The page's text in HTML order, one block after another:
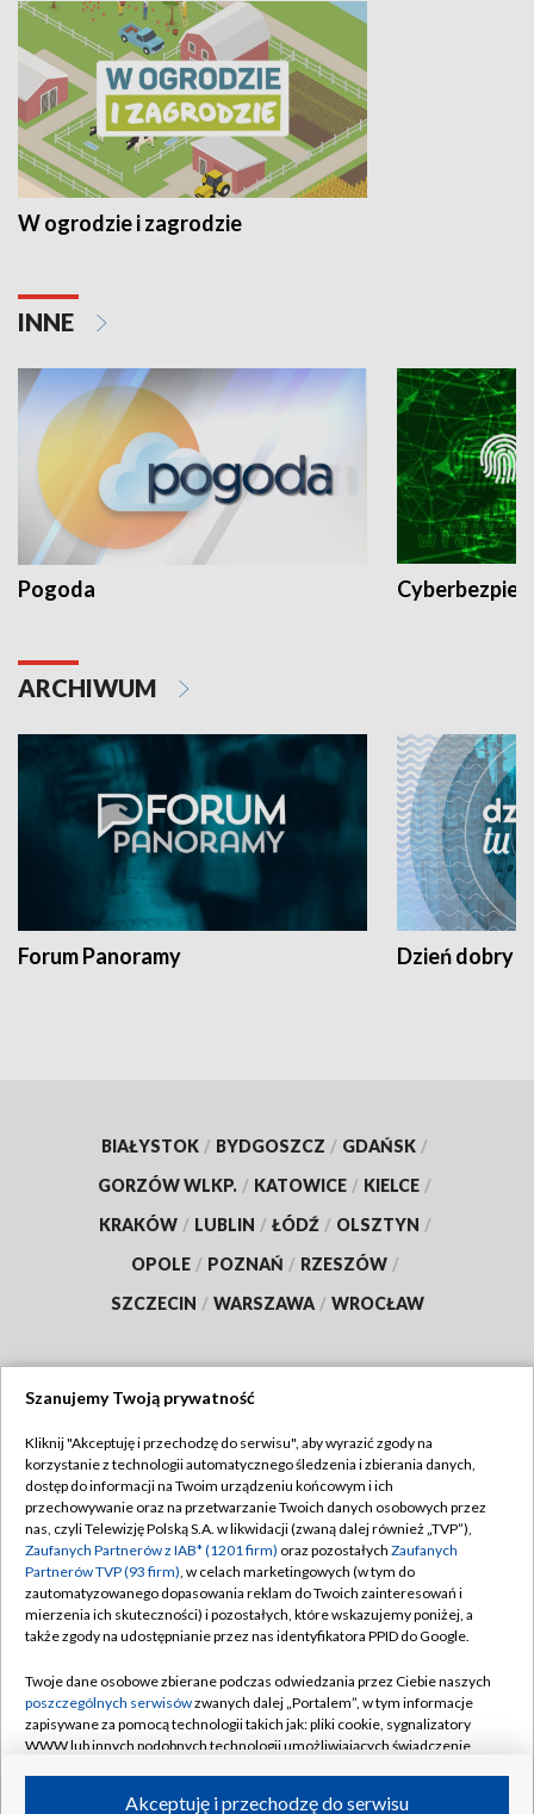
W ogrodzie i zagrodzie
INNE
Pogoda
ARCHIWUM
Forum Panoramy Dzień dobry
BIAŁYSTOK / BYDGOSZCZ / GDAŃSK /
GORZÓW WLKP. / KATOWICE / KIELCE /
KRAKÓW / LUBLIN / ŁÓDŹ / OLSZTYN /
OPOLE / POZNAŃ / RZESZÓW /
SZCZECIN / WARSZAWA / WROCŁAW
TVP
Abonament TVP
Emisja w TVP
Centrum informacji TVP
Naziemna Telewizja Cyfrowa
Rada Programowa
System NOS
Informacje o nadawcy
Regulamin TVP
Polityka prywatności
Moje zgody
Pomoc
Kontakt
Kanały
Szanujemy Twoją prywatność
Kliknij "Akceptuję i przechodzę do serwisu", aby wyrazić zgody na
korzystanie z technologii automatycznego śledzenia i zbierania danych,
dostęp do informacji na Twoim urządzeniu końcowym i ich
przechowywanie oraz na przetwarzanie Twoich danych osobowych przez
nas, czyli Telewizję Polską S.A. w likwidacji (zwaną dalej również „TVP”),
Zaufanych Partnerów z IAB* (1201 firm) oraz pozostałych Zaufanych
Partnerów TVP (93 firm), w celach marketingowych (w tym do
zautomatyzowanego dopasowania reklam do Twoich zainteresowań i
mierzenia ich skuteczności) i pozostałych, które wskazujemy poniżej, a
także zgody na udostępnianie przez nas identyfikatora PPID do Google.
Twoje dane osobowe zbierane podczas odwiedzania przez Ciebie naszych
poszczególnych serwisówzwanych dalej „Portalem”, w tym informacje
zapisywane za pomocą technologii takich jak: pliki cookie, sygnalizatory
WWW lub innych podobnych technologii umożliwiających świadczenie
ruchu w Internecie.Akceptuję i przechodzę do serwisu